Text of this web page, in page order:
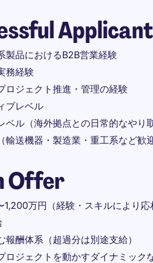
Applicant
製品におけるB2B営業経験
務経験
ロジェクト推進・管理の経験
ブレベル
ベル（海外拠点との日常的なやり
輸送機器・製造業・重工系など歓迎
Offer
万円（経験・スキルにより応
報酬体系（超過分は別途支給）
ロジェクトを動かすダイナミック